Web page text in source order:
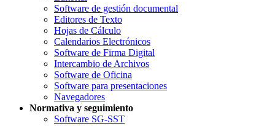
Software de gestión documental
Editores de Texto
Hojas de Cálculo
Calendarios Electrónicos
Software de Firma Digital
Intercambio de Archivos
Software de Oficina
Software para presentaciones
Navegadores
Normativa y seguimiento
Software SG-SST